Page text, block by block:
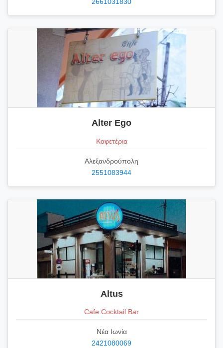
Alter Ego
Καφετέρια
Αλεξανδρούπολη
2551083944
Altus
Cafe Cocktail Bar
Νέα Ιωνία
2421080069